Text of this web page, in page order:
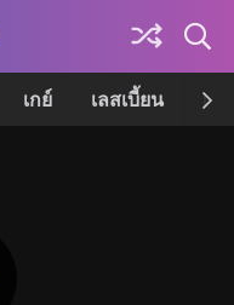
เกย์ เลสเบี้ยน เค